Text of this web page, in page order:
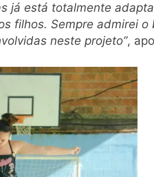
já está totalmente
filhos. Sempre admirei o
neste projeto”,